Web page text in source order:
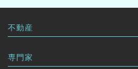
不動産
専門家